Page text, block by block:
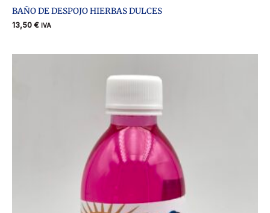
BAÑO DE DESPOJO HIERBAS DULCES
13,50 € IVA